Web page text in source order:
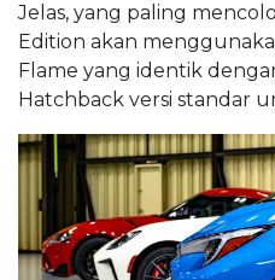
Jelas, yang paling
Edition akan
Flame yang identik
Hatchback versi standar